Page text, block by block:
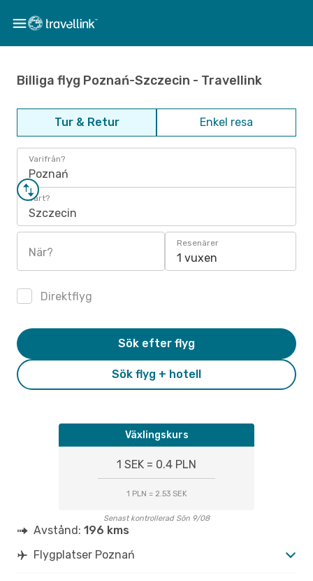
Billiga flyg Poznań-Szczecin - Travellink
Tur & Retur Enkel resa
Varifrån?
Poznań
Vart?
Szczecin
När?
Resenärer
1 vuxen
Direktflyg
Sök flyg + hotell
Sök efter flyg
Växlingskurs
1 SEK = 0.4 PLN
1 PLN = 2.53 SEK
Senast kontrollerad Sön 9/08
Avstånd: 196 kms
Flygplatser Poznań